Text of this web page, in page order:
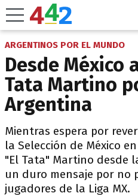
ARGENTINOS POR EL MUNDO
Desde México
Tata Martino
Argentina
Mientras espera por
la Selección de México
"El Tata" Martino desde
un duro mensaje por no
jugadores de la Liga MX.